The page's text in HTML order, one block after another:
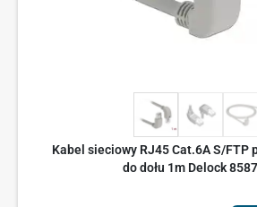
Kabel sieciowy RJ45 Cat.6A S/FTP
do dołu 1m Delock